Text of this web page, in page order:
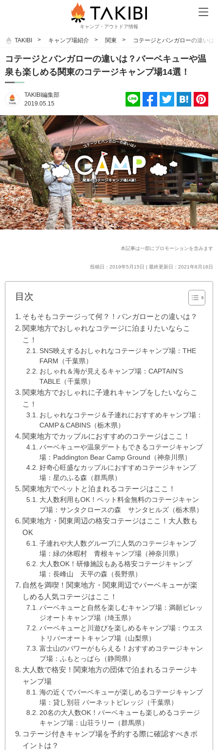
キャンプ・アウトドア情報
TAKIBI キャンプ場紹介 関東 コテージとバンガローの違い
コテージとバンガローの違いは？バーベキューや温
泉も楽しめる関東のコテージキャンプ場14選！
TAKIBI編集部
2019.05.15
本記事は一部にプロモーションを含みます
投稿日：2019年5月15日 | 最終更新日：2021年8月18日
目次
そもそもコテージって何？！バンガローとの違いは？
関東地方でおしゃれなコテージに泊まりたいならこ
こ！
SNS映えするおしゃれなコテージキャンプ場：THE
FARM（千葉県）
おしゃれ＆海が見えるキャンプ場：CAPTAIN’S
TABLE（千葉県）
関東地方でおしゃれに子連れキャンプをしたいならこ
こ！
おしゃれなコテージ＆子連れにおすすめキャンプ場：
CAMP＆CABINS（栃木県）
関東地方でカップルにおすすめのコテージはここ！
バーベキューや温泉デートもできるコテージキャンプ
場：Paddington Bear Camp Ground（神奈川県）
好奇心旺盛なカップルにおすすめコテージキャンプ
場：星のふる森（群馬県）
関東地方でペットと泊まれるコテージはここ！
大人数利用もOK！ペット料金無料のコテージキャン
プ場：サンタクロースの森 サンタヒルズ（栃木県）
関東地方・関東周辺の格安コテージはここ！大人数も
OK
子連れや大人数グループに人気のコテージキャンプ
場：緑の休暇村 青根キャンプ場（神奈川県）
大人数OK！研修施設もある格安コテージキャンプ
場：長峰山 天平の森（長野県）
自然を満喫！関東地方・関東周辺でバーベキューが楽
しめる人気コテージはここ！
バーベキューと自然を楽しむキャンプ場：満願ビレッ
ジオートキャンプ場（埼玉県）
バーベキューと川遊びを楽しめるキャンプ場：ウエス
トリバーオートキャンプ場（山梨県）
富士山のパワーがもらえる！おすすめコテージキャン
プ場：ふもとっぱら（静岡県）
大人数で格安！関東地方の団体で泊まれるコテージキ
ャンプ場
海の近くでバーベキューが楽しめるコテージキャンプ
場：貸し別荘 バーネットビレッジ（千葉県）
20名の大人数OK！バーベキューも楽しめるコテージ
キャンプ場：山荘ラリー（群馬県）
コテージ付きキャンプ場を予約する際に確認すべきポ
イントは？